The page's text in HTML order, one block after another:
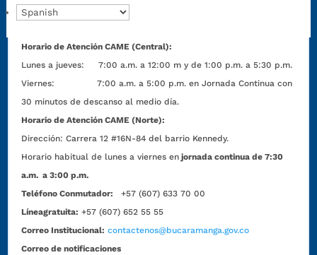
1:00 p.m. a 5:30 p.m. / viernes jornada continua en el horario de
Horario de Atención CAME (Central):
Lunes a jueves: 7:00 a.m. a 12:00 m y de 1:00 p.m. a 5:30 p.m.
Viernes: 7:00 a.m. a 5:00 p.m. en Jornada Continua con
30 minutos de descanso al medio día.
Horario de Atención CAME (Norte):
Dirección:Carrera 12 #16N-84 del barrio Kennedy.
Horario habitual de lunes a viernes en jornada continua de 7:30
a.m. a 3:00 p.m.
Teléfono Conmutador:
+57 (607) 633 70 00
Líneagratuita: +57 (607) 652 55 55
Correo Institucional: contactenos@bucaramanga.gov.co
Correo de notificaciones